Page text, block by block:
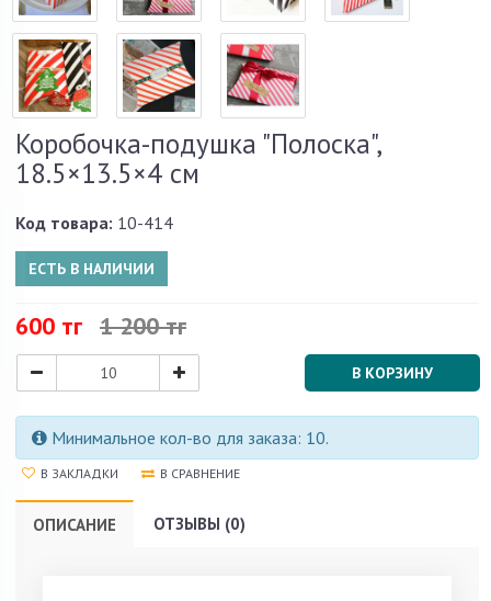
Коробочка-подушка "Полоска",
18.5×13.5×4 см
Код товара: 10-414
ЕСТЬ В НАЛИЧИИ
600 тг 1 200 тг
В КОРЗИНУ
Минимальное кол-во для заказа: 10.
В ЗАКЛАДКИ В СРАВНЕНИЕ
ОПИСАНИЕ ОТЗЫВЫ (0)